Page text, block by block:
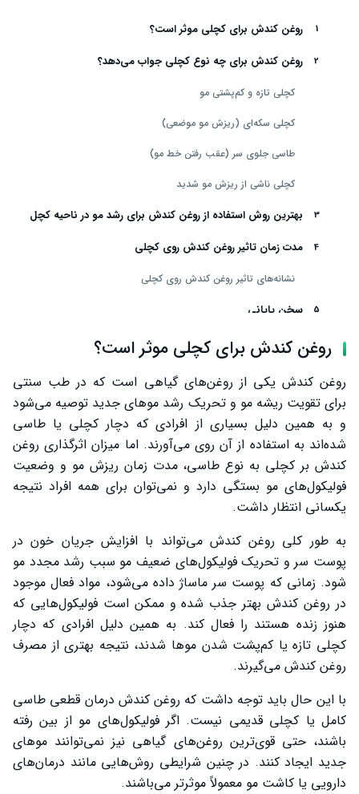
روغن کندش برای کچلی موثر است؟
روغن کندش برای چه نوع کچلی جواب می‌دهد؟
کچلی تازه و کم‌پشتی مو
کچلی سکه‌ای (ریزش مو موضعی)
طاسی جلوی سر (عقب رفتن خط مو)
کچلی ناشی از ریزش مو شدید
بهترین روش استفاده از روغن کندش برای رشد مو در ناحیه کچل
مدت زمان تاثیر روغن کندش روی کچلی
نشانه‌های تاثیر روغن کندش روی کچلی
سخن پایانی
روغن کندش برای کچلی موثر است؟
روغن کندش یکی از روغن‌های گیاهی است که در طب سنتی
برای تقویت ریشه مو و تحریک رشد موهای جدید توصیه می‌شود
و به همین دلیل بسیاری از افرادی که دچار کچلی یا طاسی
شده‌اند به استفاده از آن روی می‌آورند. اما میزان اثرگذاری روغن
کندش بر کچلی به نوع طاسی، مدت زمان ریزش مو و وضعیت
فولیکول‌های مو بستگی دارد و نمی‌توان برای همه افراد نتیجه
یکسانی انتظار داشت.
به طور کلی روغن کندش می‌تواند با افزایش جریان خون در
پوست سر و تحریک فولیکول‌های ضعیف مو سبب رشد مجدد مو
شود. زمانی که پوست سر ماساژ داده می‌شود، مواد فعال موجود
در روغن کندش بهتر جذب شده و ممکن است فولیکول‌هایی که
هنوز زنده هستند را فعال کند. به همین دلیل افرادی که دچار
کچلی تازه یا کم‌پشت شدن موها شدند، نتیجه بهتری از مصرف
روغن کندش می‌گیرند.
با این حال باید توجه داشت که روغن کندش درمان قطعی طاسی
کامل یا کچلی قدیمی نیست. اگر فولیکول‌های مو از بین رفته
باشند، حتی قوی‌ترین روغن‌های گیاهی نیز نمی‌توانند موهای
جدید ایجاد کنند. در چنین شرایطی روش‌هایی مانند درمان‌های
دارویی یا کاشت مو معمولاً موثرتر می‌باشند.